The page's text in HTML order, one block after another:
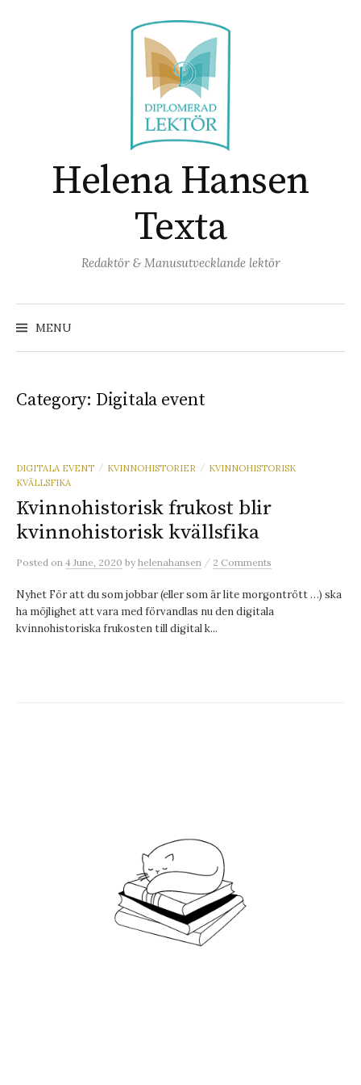
Helena Hansen
Texta
Redaktör & Manusutvecklande lektör
MENU
Search
Category: Digitala event
DIGITALA EVENT / KVINNOHISTORIER / KVINNOHISTORISK
KVÄLLSFIKA
Kvinnohistorisk frukost blir
kvinnohistorisk kvällsfika
Posted on 4 June, 2020 by helenahansen / 2 Comments
Nyhet För att du som jobbar (eller som är lite morgontrött …) ska
ha möjlighet att vara med förvandlas nu den digitala
kvinnohistoriska frukosten till digital k...